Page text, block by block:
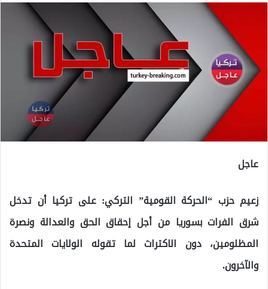
عاجل
زعيم حزب “الحركة القومية” التركي: على تركيا أن تدخل
شرق الفرات بسوريا من أجل إحقاق الحق والعدالة ونصرة
المظلومين، دون الاكتراث لما تقوله الولايات المتحدة
والآخرون.